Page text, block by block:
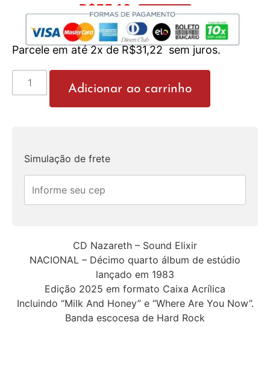
R$55,10 No Pix 5% OFF
Parcele em até 2x deR$31,22 sem juros.
Adicionar ao carrinho
Simulação de frete
CD Nazareth – Sound Elixir
NACIONAL – Décimo quarto álbum de estúdio
lançado em 1983
Edição 2025 em formato Caixa Acrílica
Incluindo “Milk And Honey” e “Where Are You Now”.
Banda escocesa de Hard Rock